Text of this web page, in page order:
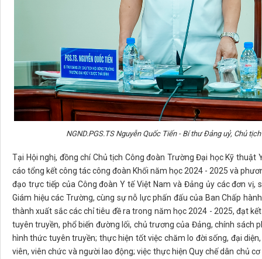
NGND.PGS.TS Nguyễn Quốc Tiến - Bí thư Đảng uỷ, Chủ
Tại Hội nghị, đồng chí Chủ tịch Công đoàn Trường Đại học Kỹ
cáo tổng kết công tác công đoàn Khối năm học 2024 - 2025 và
đạo trực tiếp của Công đoàn Y tế Việt Nam và Đảng ủy các đơn
Giám hiệu các Trường, cùng sự nỗ lực phấn đấu của Ban Chấp
thành xuất sắc các chỉ tiêu đề ra trong năm học 2024 - 2025, đạt
tuyên truyền, phổ biến đường lối, chủ trương của Đảng, chính sách
hình thức tuyên truyền; thực hiện tốt việc chăm lo đời sống, đại
viên, viên chức và người lao động; việc thực hiện Quy chế dân chủ